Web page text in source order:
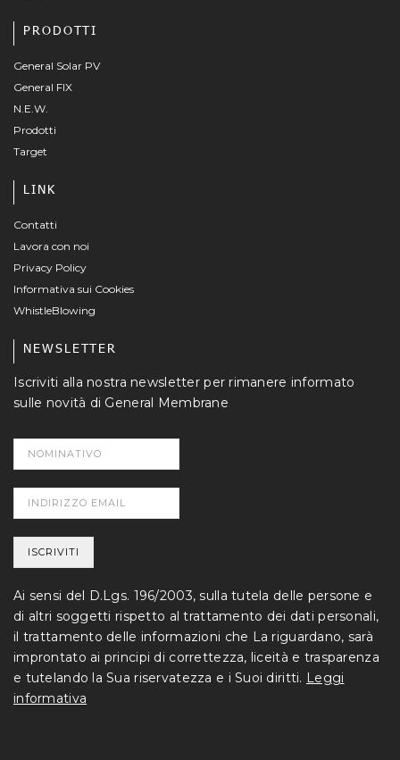
PRODOTTI
General Solar PV
General FIX
N.E.W.
Prodotti
Target
LINK
Contatti
Lavora con noi
Privacy Policy
Informativa sui Cookies
WhistleBlowing
NEWSLETTER
Iscriviti alla nostra newsletter per rimanere informato
sulle novità di General Membrane
Ai sensi del D.Lgs. 196/2003, sulla tutela delle persone e
di altri soggetti rispetto al trattamento dei dati personali,
il trattamento delle informazioni che La riguardano, sarà
improntato ai principi di correttezza, liceità e trasparenza
e tutelando la Sua riservatezza e i Suoi diritti. Leggi
informativa